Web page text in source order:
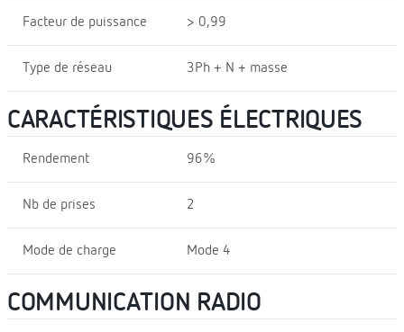
Facteur de puissance > 0,99
Type de réseau 3Ph + N + masse
CARACTÉRISTIQUES ÉLECTRIQUES
Rendement 96%
Nb de prises 2
Mode de charge Mode 4
COMMUNICATION RADIO